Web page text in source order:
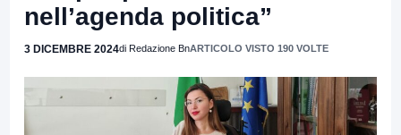
nell’agenda politica”
3 DICEMBRE 2024di Redazione BnARTICOLO VISTO 190 VOLTE